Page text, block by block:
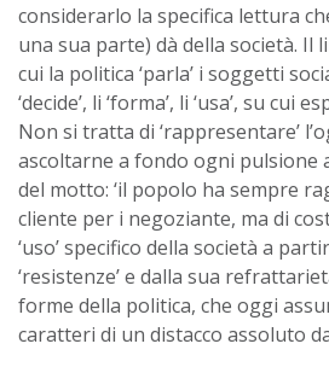
considerarlo la specifica lettura
una sua parte) dà della società.
cui la politica ‘parla’ i soggetti
‘decide’, li ‘forma’, li ‘usa’, su cui
Non si tratta di ‘rappresentare’
ascoltarne a fondo ogni pulsione
del motto: ‘il popolo ha sempre
cliente per i negoziante, ma di
‘uso’ specifico della società a
‘resistenze’ e dalla sua
forme della politica, che oggi
caratteri di un distacco assoluto